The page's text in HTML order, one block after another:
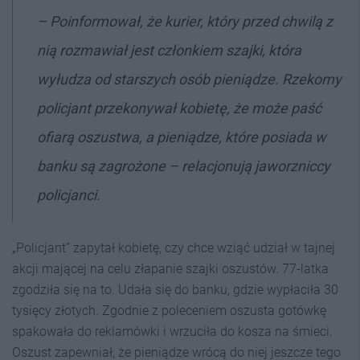
– Poinformował, że kurier, który przed chwilą z
nią rozmawiał jest członkiem szajki, która
wyłudza od starszych osób pieniądze. Rzekomy
policjant przekonywał kobietę, że może paść
ofiarą oszustwa, a pieniądze, które posiada w
banku są zagrożone – relacjonują jaworzniccy
policjanci.
„Policjant” zapytał kobietę, czy chce wziąć udział w tajnej
akcji mającej na celu złapanie szajki oszustów. 77-latka
zgodziła się na to. Udała się do banku, gdzie wypłaciła 30
tysięcy złotych. Zgodnie z poleceniem oszusta gotówkę
spakowała do reklamówki i wrzuciła do kosza na śmieci.
Oszust zapewniał, że pieniądze wrócą do niej jeszcze tego